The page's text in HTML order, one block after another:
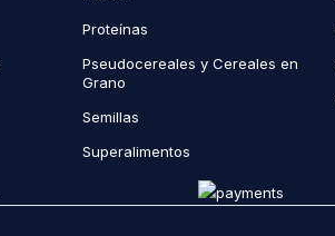
Proteínas
Pseudocereales y Cereales en
Grano
Semillas
Superalimentos